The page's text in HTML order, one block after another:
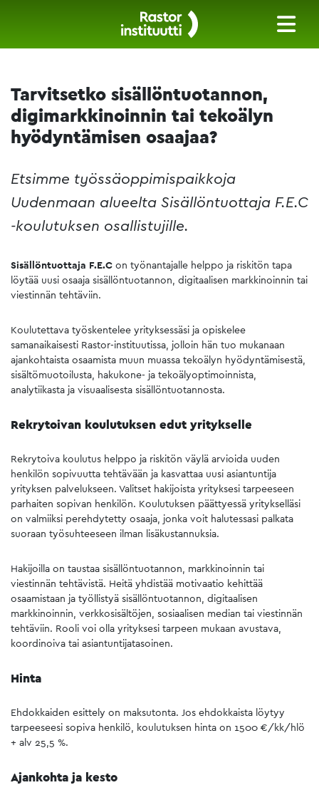
Tarvitsetko sisällöntuotannon,
digimarkkinoinnin tai tekoälyn
hyödyntämisen osaajaa?
Etsimme työssäoppimispaikkoja
Uudenmaan alueelta Sisällöntuottaja F.E.C
-koulutuksen osallistujille.
Sisällöntuottaja F.E.C on työnantajalle helppo ja riskitön tapa
löytää uusi osaaja sisällöntuotannon, digitaalisen markkinoinnin tai
viestinnän tehtäviin.
Koulutettava työskentelee yrityksessäsi ja opiskelee
samanaikaisesti Rastor-instituutissa, jolloin hän tuo mukanaan
ajankohtaista osaamista muun muassa tekoälyn hyödyntämisestä,
sisältömuotoilusta, hakukone- ja tekoälyoptimoinnista,
analytiikasta ja visuaalisesta sisällöntuotannosta.
Rekrytoivan koulutuksen edut yritykselle
Rekrytoiva koulutus helppo ja riskitön väylä arvioida uuden
henkilön sopivuutta tehtävään ja kasvattaa uusi asiantuntija
yrityksen palvelukseen. Valitset hakijoista yrityksesi tarpeeseen
parhaiten sopivan henkilön. Koulutuksen päättyessä yritykselläsi
on valmiiksi perehdytetty osaaja, jonka voit halutessasi palkata
suoraan työsuhteeseen ilman lisäkustannuksia.
Hakijoilla on taustaa sisällöntuotannon, markkinoinnin tai
viestinnän tehtävistä. Heitä yhdistää motivaatio kehittää
osaamistaan ja työllistyä sisällöntuotannon, digitaalisen
markkinoinnin, verkkosisältöjen, sosiaalisen median tai viestinnän
tehtäviin. Rooli voi olla yrityksesi tarpeen mukaan avustava,
koordinoiva tai asiantuntijatasoinen.
Hinta
Ehdokkaiden esittely on maksutonta. Jos ehdokkaista löytyy
tarpeeseesi sopiva henkilö, koulutuksen hinta on 1500 €/kk/hlö
+ alv 25,5 %.
Ajankohta ja kesto